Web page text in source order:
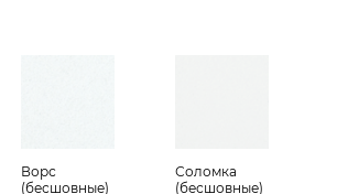
Ворс
(бесшовные)
Соломка
(бесшовные)